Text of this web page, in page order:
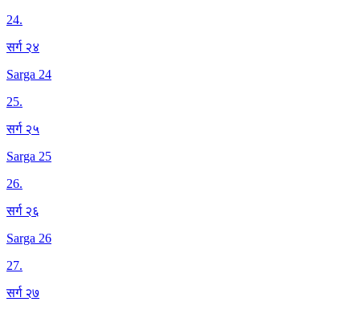
24.
सर्ग २४
Sarga 24
25.
सर्ग २५
Sarga 25
26.
सर्ग २६
Sarga 26
27.
सर्ग २७